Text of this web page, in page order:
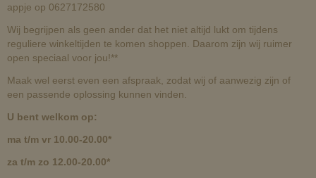
appje op 0627172580
Wij begrijpen als geen ander dat het niet altijd lukt om tijdens
reguliere winkeltijden te komen shoppen. Daarom zijn wij ruimer
open speciaal voor jou!**
Maak wel eerst even een afspraak, zodat wij of aanwezig zijn of
een passende oplossing kunnen vinden.
U bent welkom op:
ma t/m vr 10.00-20.00*
za t/m zo 12.00-20.00*